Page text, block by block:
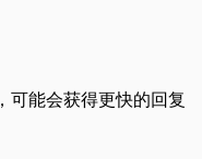
，可能会获得更快的回复